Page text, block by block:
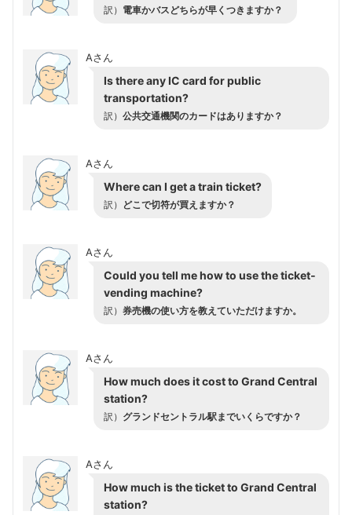
訳） 電車かバスどちらが早くつきますか？
Aさん
Is there any IC card for public
transportation?
訳） 公共交通機関のカードはありますか？
Aさん
Where can I get a train ticket?
訳） どこで切符が買えますか？
Aさん
Could you tell me how to use the ticket‐
vending machine?
訳） 券売機の使い方を教えていただけますか。
Aさん
How much does it cost to Grand Central
station?
訳） グランドセントラル駅までいくらですか？
Aさん
How much is the ticket to Grand Central
station?